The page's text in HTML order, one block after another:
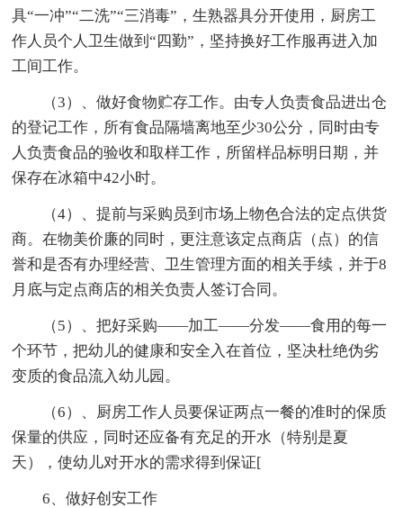
具“一冲”“二洗”“三消毒”，生熟器具分开使用，厨房工
作人员个人卫生做到“四勤”，坚持换好工作服再进入加
工间工作。
（3）、做好食物贮存工作。由专人负责食品进出仓
的登记工作，所有食品隔墙离地至少30公分，同时由专
人负责食品的验收和取样工作，所留样品标明日期，并
保存在冰箱中42小时。
（4）、提前与采购员到市场上物色合法的定点供货
商。在物美价廉的同时，更注意该定点商店（点）的信
誉和是否有办理经营、卫生管理方面的相关手续，并于8
月底与定点商店的相关负责人签订合同。
（5）、把好采购――加工――分发――食用的每一
个环节，把幼儿的健康和安全入在首位，坚决杜绝伪劣
变质的食品流入幼儿园。
（6）、厨房工作人员要保证两点一餐的准时的保质
保量的供应，同时还应备有充足的开水（特别是夏
天），使幼儿对开水的需求得到保证[
6、做好创安工作